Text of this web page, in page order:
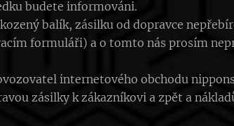
budete informováni.
balík, zásilku od dopravce
formuláři) a o tomto nás prosím
internetového obchodu
zásilky k zákazníkovi a zpět a